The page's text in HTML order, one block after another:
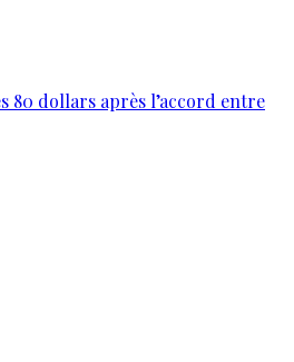
80 dollars après l’accord entre